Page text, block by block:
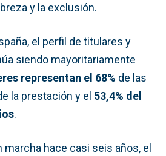
y la exclusión.
el perfil de titulares y
siendo mayoritariamente
representan el 68% de las
la prestación y el 53,4% del
.
marcha hace casi seis años, el